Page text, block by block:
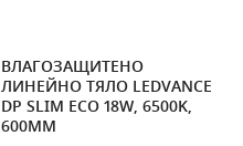
ВЛАГОЗАЩИТЕНО
ЛИНЕЙНО ТЯЛО LEDVANCE
DP SLIM ECO 18W, 6500K,
600MM